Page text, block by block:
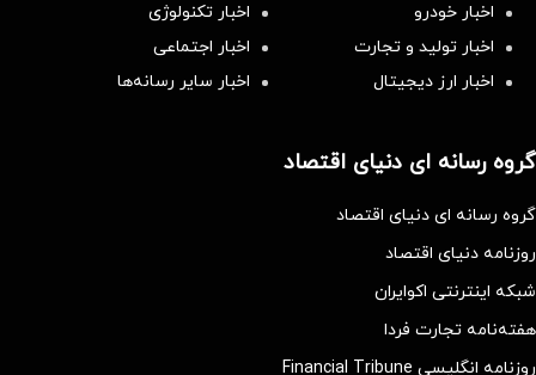
اخبار خودرو
اخبار تکنولوژی
اخبار تولید و تجارت
اخبار اجتماعی
اخبار ارز دیجیتال
اخبار سایر رسانه‌‌ها
گروه رسانه ای دنیای اقتصاد
گروه رسانه ای دنیای اقتصاد
روزنامه دنیای اقتصاد
شبکه اینترنتی اکوایران
هفته‌نامه تجارت فردا
روزنامه انگلیسی Financial Tribune